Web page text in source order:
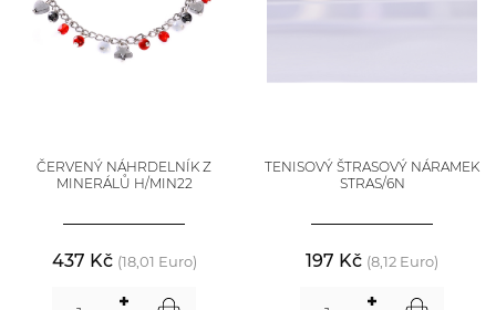
ČERVENÝ NÁHRDELNÍK Z
MINERÁLŮ H/MIN22
437 Kč (18,01 Euro)
TENISOVÝ ŠTRASOVÝ NÁRAMEK
STRAS/6N
197 Kč (8,12 Euro)